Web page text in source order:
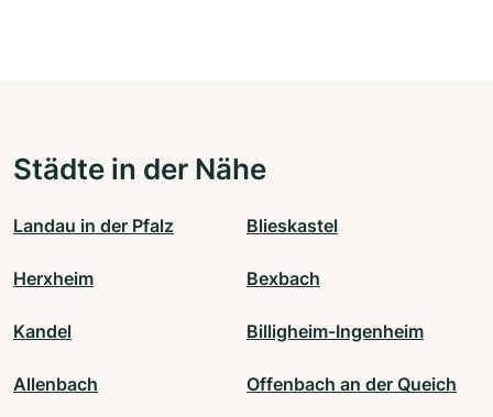
Städte in der Nähe
Landau in der Pfalz Blieskastel
Herxheim Bexbach
Kandel Billigheim-Ingenheim
Allenbach Offenbach an der Queich